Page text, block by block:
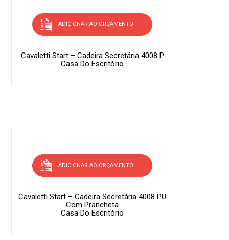
ADICIONAR AO ORÇAMENTO
Cavaletti Start – Cadeira Secretária 4008 P
Casa Do Escritório
ADICIONAR AO ORÇAMENTO
Cavaletti Start – Cadeira Secretária 4008 PU
Com Prancheta
Casa Do Escritório